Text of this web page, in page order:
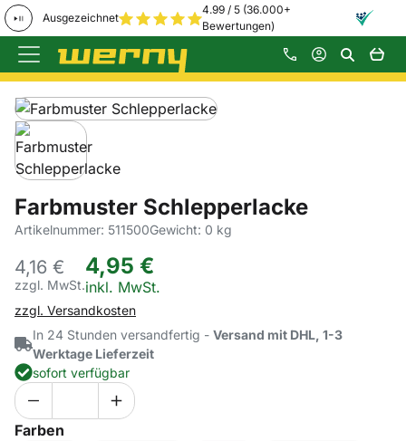
Ausgezeichnet
4.99 / 5 (36.000+
Bewertungen)
Zum Hauptinhalt springen
Produktgalerie
Zur Kaufbox springen
Farbmuster Schlepperlacke
Artikelnummer: 511500Gewicht: 0 kg
4,16 €
zzgl. MwSt.
4,95 €
Steuerhinweis:
inkl. MwSt.
zzgl. Versandkosten
In 24 Stunden versandfertig - Versand mit DHL, 1-3
Werktage Lieferzeit
sofort verfügbar
Farben